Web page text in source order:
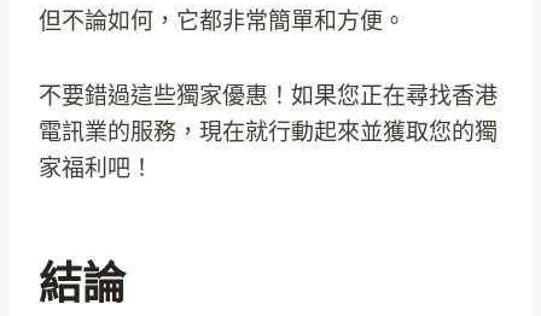
但不論如何，它都非常簡單和方便。
不要錯過這些獨家優惠！如果您正在尋找香港
電訊業的服務，現在就行動起來並獲取您的獨
家福利吧！
結論